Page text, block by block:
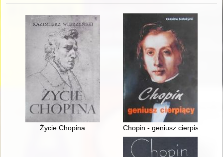
Życie Chopina Chopin - geniusz cierpiący